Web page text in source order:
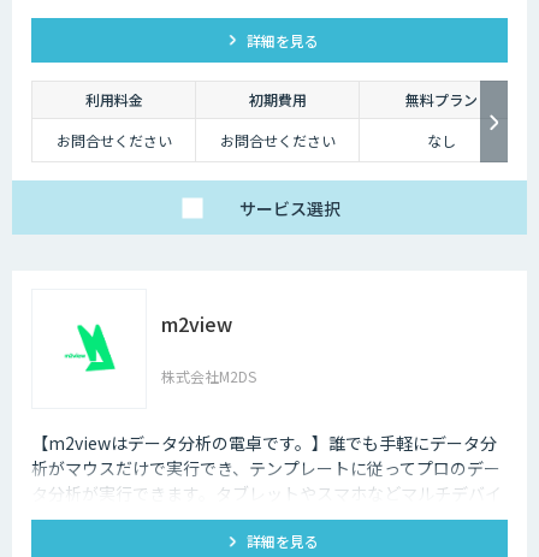
詳細を見る
利用料金 初期費用
無料プラン
お問合せください
お問合せください なし
サービス選択
m2view
株式会社M2DS
【m2viewはデータ分析の電卓です。】誰でも手軽にデータ分
析がマウスだけで実行でき、テンプレートに従ってプロのデー
タ分析が実行できます。タブレットやスマホなどマルチデバイ
ス対応で、ブラウザから利用できます。現状分析や需要予測な
ど高度なデータ分析があなたの社内で実現できます。
詳細を見る